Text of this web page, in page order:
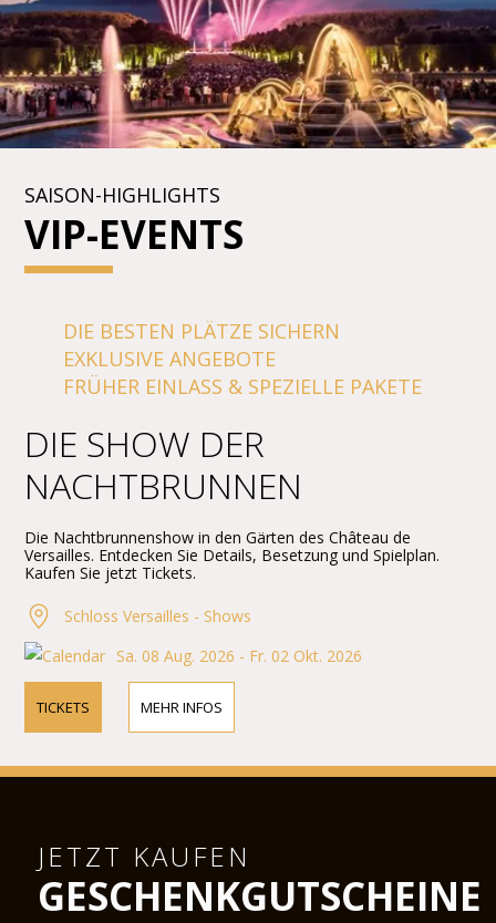
SAISON-HIGHLIGHTS
VIP-EVENTS
DIE BESTEN PLÄTZE SICHERN
EXKLUSIVE ANGEBOTE
FRÜHER EINLASS & SPEZIELLE PAKETE
DIE SHOW DER
NACHTBRUNNEN
Die Nachtbrunnenshow in den Gärten des Château de
Versailles. Entdecken Sie Details, Besetzung und Spielplan.
Kaufen Sie jetzt Tickets.
Schloss Versailles - Shows
Sa. 08 Aug. 2026 - Fr. 02 Okt. 2026
TICKETS MEHR INFOS
JETZT KAUFEN
GESCHENKGUTSCHEINE